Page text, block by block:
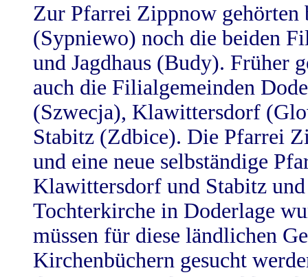
Zur Pfarrei Zippnow
(Sypniewo) noch die beiden
und Jagdhaus (Budy). Früher
auch die Filialgemeinden
(Szwecja), Klawittersdorf
Stabitz (Zdbice). Die Pfarrei
und eine neue selbständige
Klawittersdorf und Stabitz
Tochterkirche in Doderlage
müssen für diese ländlichen
Kirchenbüchern gesucht